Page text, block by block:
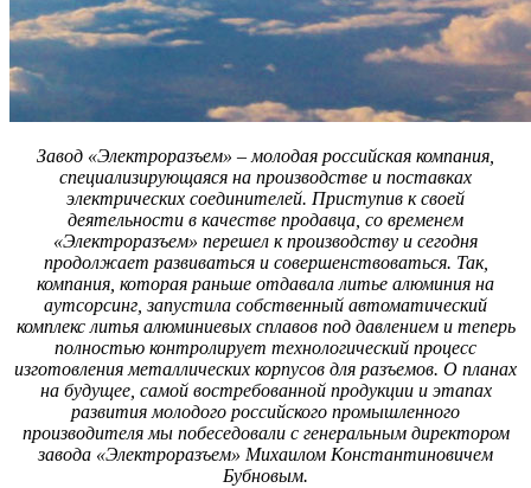
Завод «Электроразъем» – молодая российская компания,
специализирующаяся на производстве и поставках
электрических соединителей. Приступив к своей
деятельности в качестве продавца, со временем
«Электроразъем» перешел к производству и сегодня
продолжает развиваться и совершенствоваться. Так,
компания, которая раньше отдавала литье алюминия на
аутсорсинг, запустила собственный автоматический
комплекс литья алюминиевых сплавов под давлением и теперь
полностью контролирует технологический процесс
изготовления металлических корпусов для разъемов. О планах
на будущее, самой востребованной продукции и этапах
развития молодого российского промышленного
производителя мы побеседовали с генеральным директором
завода «Электроразъем» Михаилом Константиновичем
Бубновым.